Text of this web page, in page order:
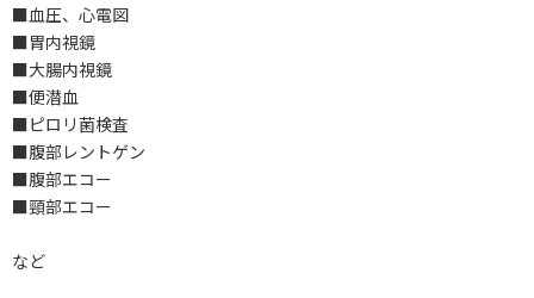
■血圧、心電図
■胃内視鏡
■大腸内視鏡
■便潜血
■ピロリ菌検査
■腹部レントゲン
■腹部エコー
■頸部エコー
など